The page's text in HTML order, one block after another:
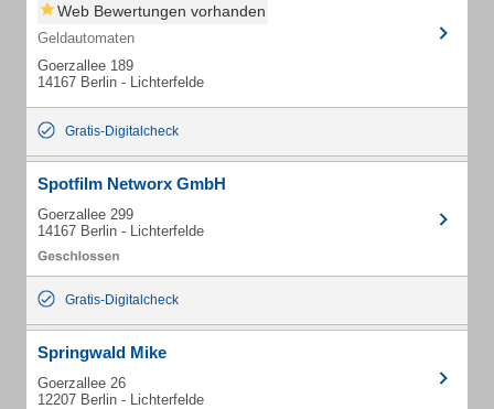
Web Bewertungen vorhanden
Geldautomaten
Goerzallee 189
14167 Berlin - Lichterfelde
Gratis-Digitalcheck
Spotfilm Networx GmbH
Goerzallee 299
14167 Berlin - Lichterfelde
Gratis-Digitalcheck
Springwald Mike
Goerzallee 26
12207 Berlin - Lichterfelde